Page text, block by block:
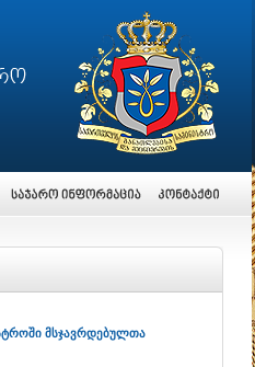
მსჯავრდებულთა